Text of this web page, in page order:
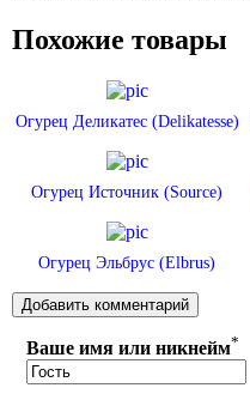
Похожие товары
Огурец Деликатес (Delikatesse)
Огурец Источник (Source)
Огурец Эльбрус (Elbrus)
Ваше имя или никнейм*